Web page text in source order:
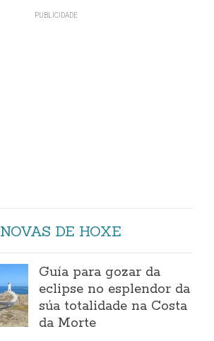
NOVAS DE HOXE
Guía para gozar da
eclipse no esplendor da
súa totalidade na Costa
da Morte